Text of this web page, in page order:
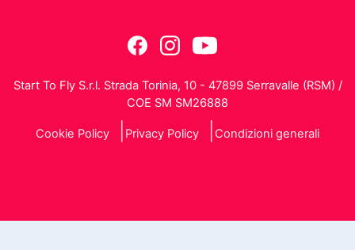
Start To Fly S.r.l. Strada Torinia, 10 - 47899 Serravalle (RSM) /
COE SM SM26888
Cookie Policy Privacy Policy Condizioni generali